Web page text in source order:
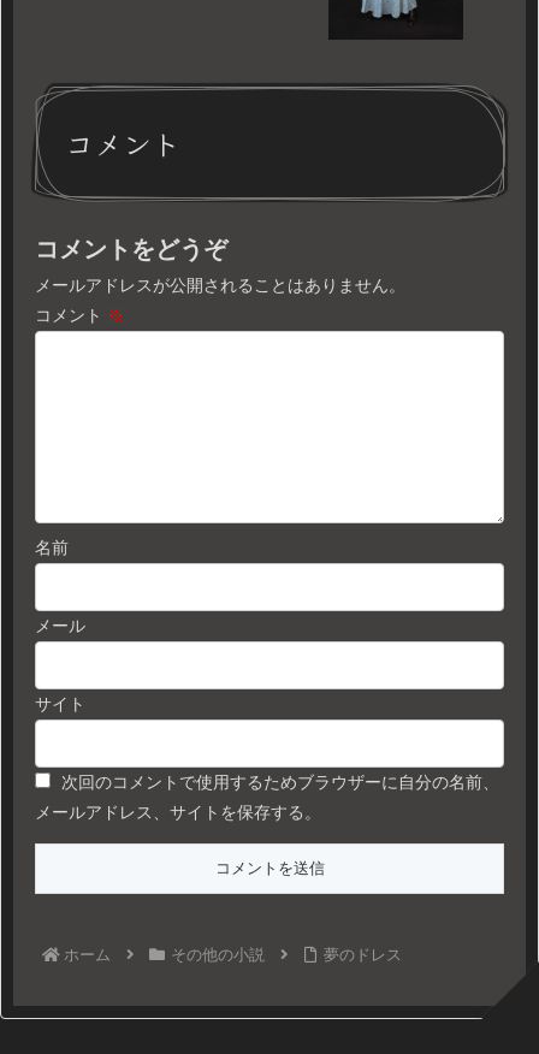
コメント
コメントをどうぞ
メールアドレスが公開されることはありません。
コメント ※
名前
メール
サイト
次回のコメントで使用するためブラウザーに自分の名前、
メールアドレス、サイトを保存する。
ホーム その他の小説 夢のドレス